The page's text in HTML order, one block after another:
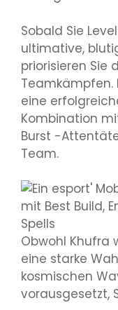
Sobald Sie
ultimative,
priorisieren Sie
Teamkämpfen.
eine
Kombination
Burst -
Team.
Obwohl Khufra
eine starke
kosmischen
vorausgesetzt,